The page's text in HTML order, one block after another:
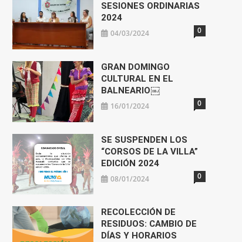
SESIONES ORDINARIAS
2024
04/03/2024 0
GRAN DOMINGO
CULTURAL EN EL
BALNEARIO￼
16/01/2024 0
SE SUSPENDEN LOS
“CORSOS DE LA VILLA”
EDICIÓN 2024
08/01/2024 0
RECOLECCIÓN DE
RESIDUOS: CAMBIO DE
DÍAS Y HORARIOS